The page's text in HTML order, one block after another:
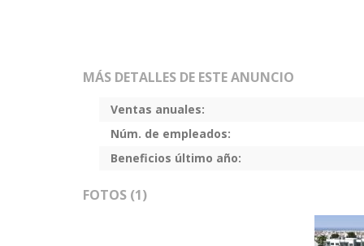
MÁS DETALLES DE ESTE ANUNCIO
Ventas anuales:
Núm. de empleados:
Beneficios último año:
FOTOS (1)